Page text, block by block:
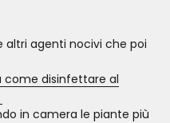
altri agenti nocivi che poi
come disinfettare al
in camera le piante più